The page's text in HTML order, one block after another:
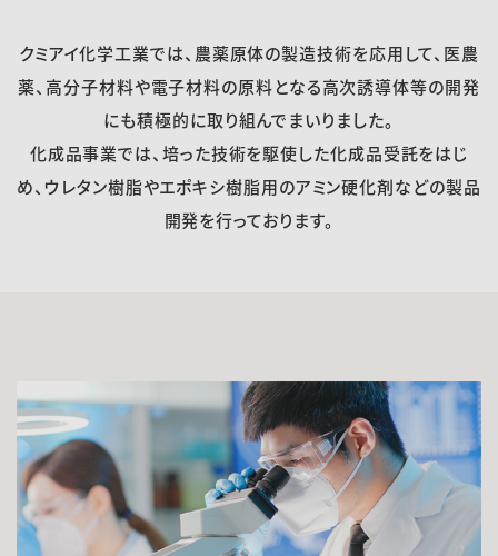
お問い合わせ English
株主・投資家情報
採用情報
クミアイ化学工業では、農薬原体の製造技術を応用して、医農
薬、高分子材料や電子材料の原料となる高次誘導体等の開発
にも積極的に取り組んでまいりました。
化成品事業では、培った技術を駆使した化成品受託をはじ
め、ウレタン樹脂やエポキシ樹脂用のアミン硬化剤などの製品
開発を行っております。